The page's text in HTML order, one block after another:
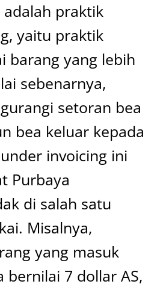
adalah praktik
yaitu praktik
barang yang lebih
sebenarnya,
setoran bea
bea keluar kepada
invoicing ini
Purbaya
di salah satu
Misalnya,
yang masuk
bernilai 7 dollar AS,